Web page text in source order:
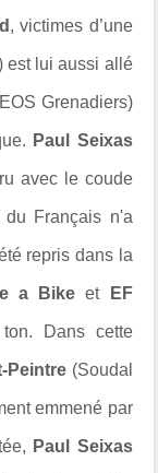
, victimes d’une
est lui aussi allé
Grenadiers)
Paul Seixas
avec le coude
du Français n'a
repris dans la
a Bike etEF
Dans cette
Peintre(Soudal
emmené par
Paul Seixas